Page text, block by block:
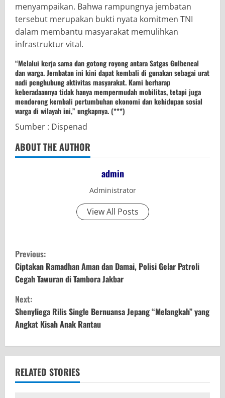
menyampaikan. Bahwa rampungnya jembatan
tersebut merupakan bukti nyata komitmen TNI
dalam membantu masyarakat memulihkan
infrastruktur vital.
“Melalui kerja sama dan gotong royong antara Satgas Gulbencal
dan warga. Jembatan ini kini dapat kembali di gunakan sebagai urat
nadi penghubung aktivitas masyarakat. Kami berharap
keberadaannya tidak hanya mempermudah mobilitas, tetapi juga
mendorong kembali pertumbuhan ekonomi dan kehidupan sosial
warga di wilayah ini,” ungkapnya. (***)
Sumber : Dispenad
ABOUT THE AUTHOR
admin
Administrator
View All Posts
C
o
n
t
i
n
u
Previous:
Ciptakan Ramadhan Aman dan Damai, Polisi Gelar Patroli
Cegah Tawuran di Tambora Jakbar
Next:
Shenyliega Rilis Single Bernuansa Jepang “Melangkah” yang
Angkat Kisah Anak Rantau
RELATED STORIES